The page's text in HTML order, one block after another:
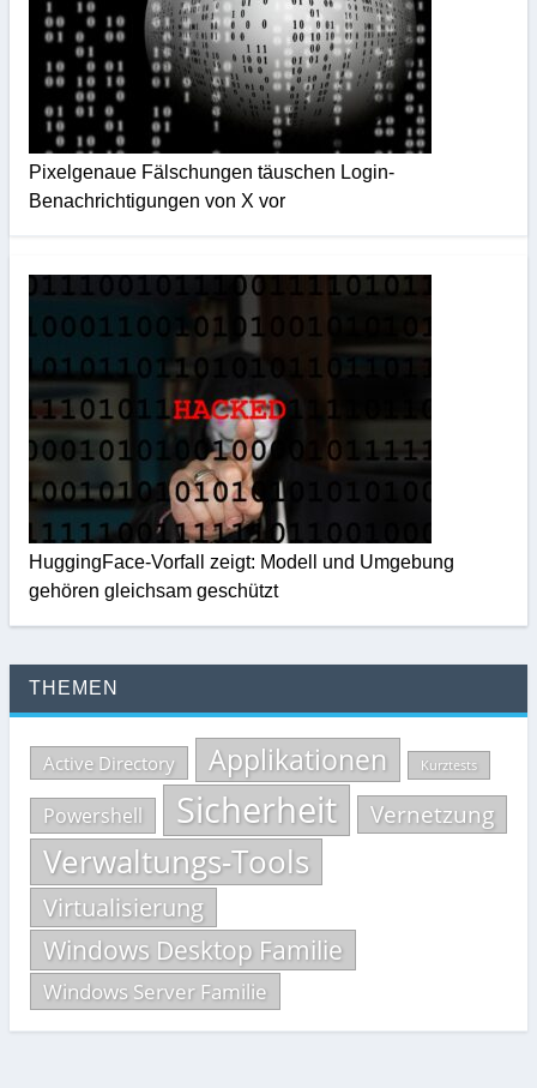
Pixelgenaue Fälschungen täuschen Login-
Benachrichtigungen von X vor
HuggingFace-Vorfall zeigt: Modell und Umgebung
gehören gleichsam geschützt
THEMEN
Active Directory Applikationen Kurztests
Powershell Sicherheit Vernetzung
Verwaltungs-Tools
Virtualisierung
Windows Desktop Familie
Windows Server Familie